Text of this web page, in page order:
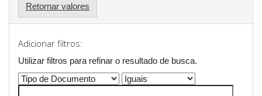
Retornar valores
Adicionar filtros:
Utilizar filtros para refinar o resultado de busca.